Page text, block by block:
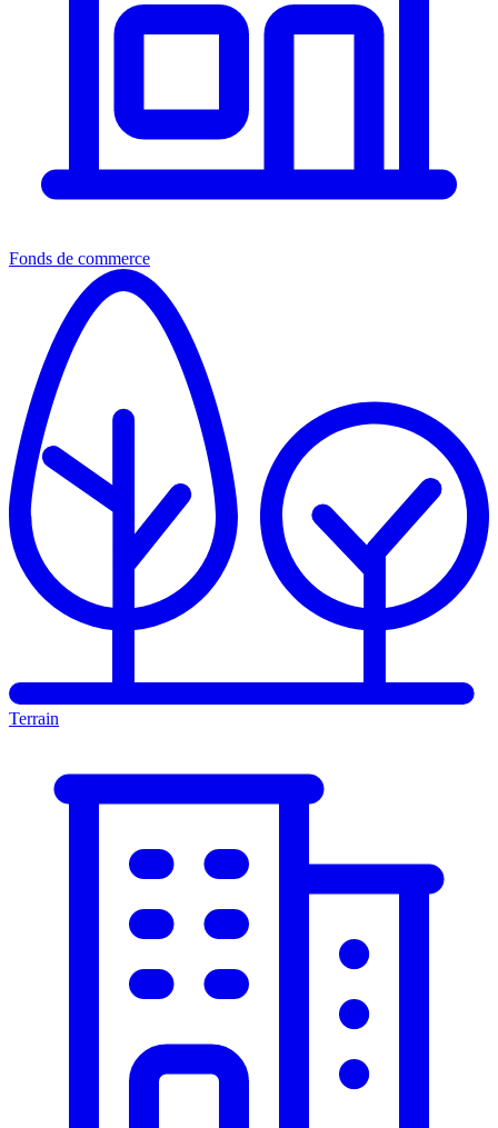
Fonds de commerce
Terrain